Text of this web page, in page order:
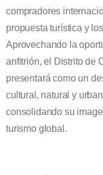
compradores
propuesta turística y
Aprovechando la
anfitrión, el Distrito de
presentará como un
cultural, natural y
consolidando su
turismo global.